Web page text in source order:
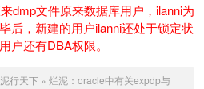
dmp文件原来数据库用户，ilanni为
后，新建的用户ilanni还处于锁定状
户还有DBA权限。
行天下» 烂泥：oracle中有关expdp与